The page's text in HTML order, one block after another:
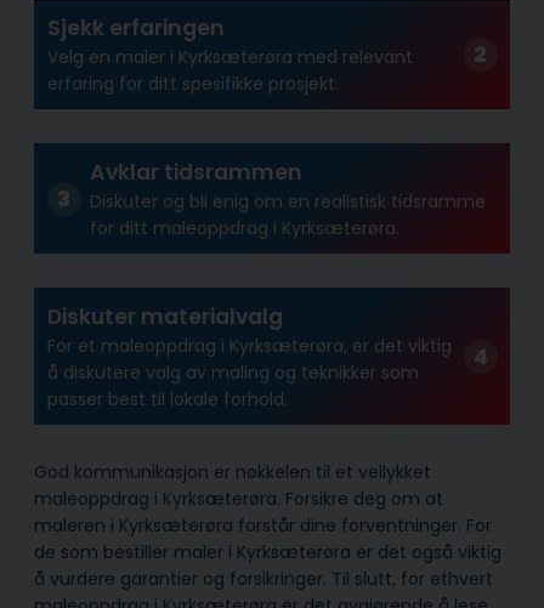
Sjekk erfaringen
Velg en maler i Kyrksæterøra med relevant
erfaring for ditt spesifikke prosjekt.
Avklar tidsrammen
Diskuter og bli enig om en realistisk tidsramme
for ditt maleoppdrag i Kyrksæterøra.
Diskuter materialvalg
For et maleoppdrag i Kyrksæterøra, er det viktig
å diskutere valg av maling og teknikker som
passer best til lokale forhold.
God kommunikasjon er nøkkelen til et vellykket
maleoppdrag i Kyrksæterøra. Forsikre deg om at
maleren i Kyrksæterøra forstår dine forventninger. For
de som bestiller maler i Kyrksæterøra er det også viktig
å vurdere garantier og forsikringer. Til slutt, for ethvert